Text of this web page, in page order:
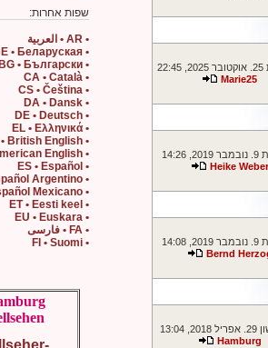
Marie25
Heike Weber
Bernd
Hamburg
שפות אחרות:
• AR • العربية
• BE • Беларуская
• BG • Български
• CA • Català
• CS • Čeština
• DA • Dansk
• DE • Deutsch
• EL • Ελληνικά
• EN • British English
• EN US • American English
• ES • Español
• ES AR • Español Argentino
• ES MX • Español Mexicano
• ET • Eesti keel
• EU • Euskara
• FA • فارسی
• FI • Suomi